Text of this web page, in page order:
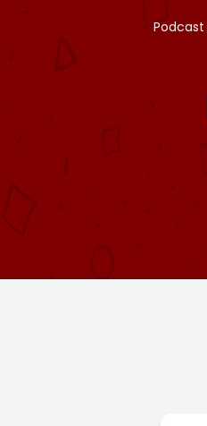
Podcast